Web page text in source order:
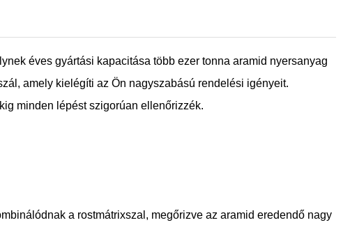
éves gyártási kapacitása több ezer tonna aramid nyersanyag
amely kielégíti az Ön nagyszabású rendelési igényeit.
minden lépést szigorúan ellenőrizzék.
a rostmátrixszal, megőrizve az aramid eredendő nagy